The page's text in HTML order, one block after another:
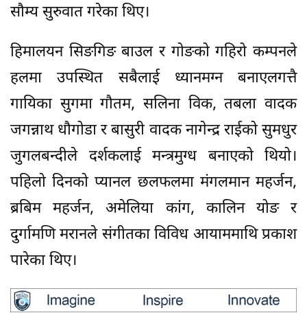
सौम्य सुरुवात गरेका थिए।
हिमालयन सिङगिङ बाउल र गोङको गहिरो कम्पनले
हलमा उपस्थित सबैलाई ध्यानमग्न बनाएलगत्तै
गायिका सुगमा गौतम, सलिना विक, तबला वादक
जगन्नाथ धौगोडा र बासुरी वादक नागेन्द्र राईको सुमधुर
जुगलबन्दीले दर्शकलाई मन्त्रमुग्ध बनाएको थियो।
पहिलो दिनको प्यानल छलफलमा मंगलमान महर्जन,
ब्रबिम महर्जन, अमेलिया कांग, कालिन योङ र
दुर्गामणि मरानले संगीतका विविध आयाममाथि प्रकाश
पारेका थिए।